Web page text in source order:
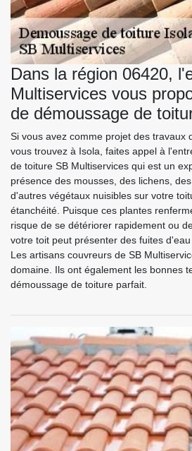
Dans la région 06420,
Multiservices vous
de démoussage de
Si vous avez comme projet des travaux
vous trouvez à Isola, faites appel à
de toiture SB Multiservices qui est un
présence des mousses, des lichens,
d'autres végétaux nuisibles sur votre
étanchéité. Puisque ces plantes
risque de se détériorer rapidement ou
votre toit peut présenter des fuites
Les artisans couvreurs de SB
domaine. Ils ont également les bonnes
démoussage de toiture parfait.